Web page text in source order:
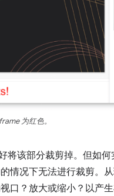
为红色。
将该部分裁剪掉。但如
情况下无法进行裁剪。
口？放大或缩小？以产